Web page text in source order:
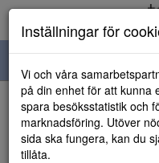
navigation
HEM
Inställningar för
Vi och våra
på din enhet för att kunna
spara besöksstatistik och
marknadsföring. Utöver
sida ska fungera, kan du
tillåta.